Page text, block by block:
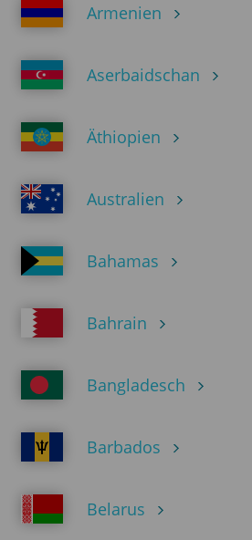
Armenien
Aserbaidschan
Äthiopien
Australien
Bahamas
Bahrain
Bangladesch
Barbados
Belarus